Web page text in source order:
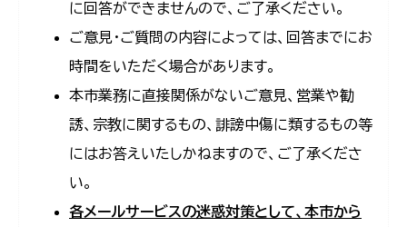
に回答ができませんので、ご了承ください。
ご意見・ご質問の内容によっては、回答までにお
時間をいただく場合があります。
本市業務に直接関係がないご意見、営業や勧
誘、宗教に関するもの、誹謗中傷に類するもの等
にはお答えいたしかねますので、ご了承くださ
い。
各メールサービスの迷惑対策として、本市から